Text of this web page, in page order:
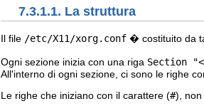
7.3.1.1. La struttura
Il file /etc/X11/xorg.conf � costituito da
Ogni sezione inizia con una riga Section "
All'interno di ogni sezione, ci sono le righe
Le righe che iniziano con il carattere (#), non